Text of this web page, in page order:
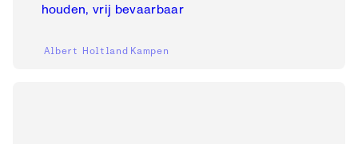
houden, vrij bevaarbaar
Albert Holtland Kampen